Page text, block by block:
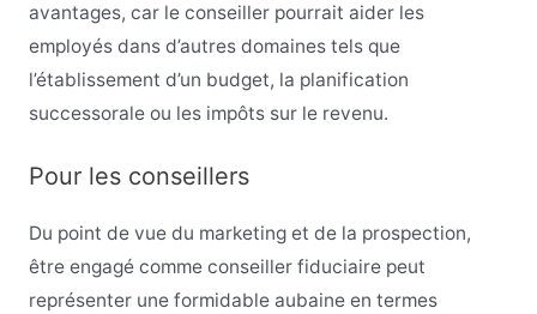
avantages, car le conseiller pourrait aider les
employés dans d’autres domaines tels que
l’établissement d’un budget, la planification
successorale ou les impôts sur le revenu.
Pour les conseillers
Du point de vue du marketing et de la prospection,
être engagé comme conseiller fiduciaire peut
représenter une formidable aubaine en termes